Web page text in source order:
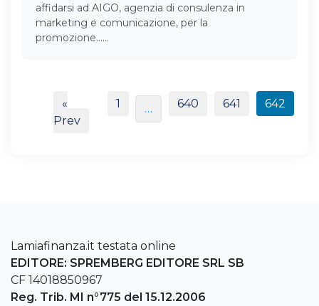
affidarsi ad AIGO, agenzia di consulenza in
marketing e comunicazione, per la
promozione……
«
Prev
1 … 640 641 642
Lamiafinanza.it testata online
EDITORE: SPREMBERG EDITORE SRL SB
CF 14018850967
Reg. Trib. MI n°775 del 15.12.2006